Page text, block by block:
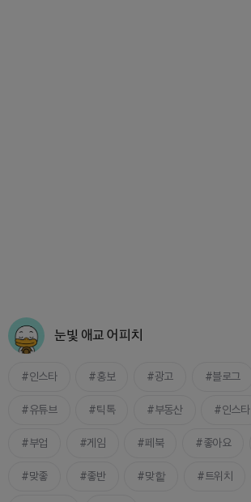
눈빛 애교 어피치
인스타 홍보 광고 블로그
유튜브 틱톡 부동산 인스타
부업 게임 페북 좋아요
맞좋 좋반 맞핱 트위치